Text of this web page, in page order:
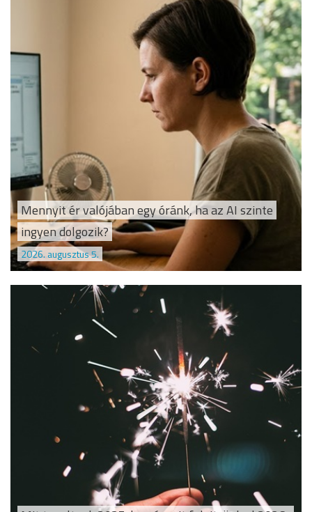
Mennyit ér valójában egy óránk, ha az AI szinte
ingyen dolgozik?
2026. augusztus 5.